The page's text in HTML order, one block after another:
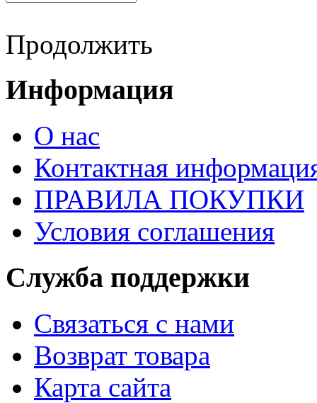
Продолжить
Информация
О нас
Контактная
ПРАВИЛА ПОКУПКИ
Условия соглашения
Служба поддержки
Связаться с нами
Возврат товара
Карта сайта